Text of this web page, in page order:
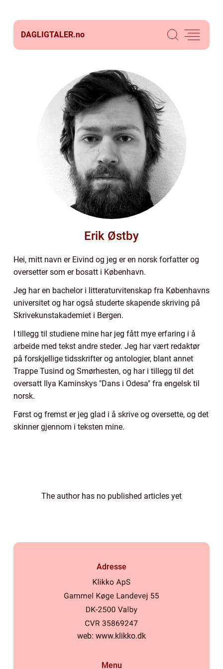
DAGLIGTALER.no
Erik Østby
Hei, mitt navn er Eivind og jeg er en norsk forfatter og
oversetter som er bosatt i København.
Jeg har en bachelor i litteraturvitenskap fra Københavns
universitet og har også studerte skapende skriving på
Skrivekunstakademiet i Bergen.
I tillegg til studiene mine har jeg fått mye erfaring i å
arbeide med tekst andre steder. Jeg har vært redaktør
på forskjellige tidsskrifter og antologier, blant annet
Trappe Tusind og Smørhesten, og har i tillegg til det
oversatt Ilya Kaminskys "Dans i Odesa" fra engelsk til
norsk.
Først og fremst er jeg glad i å skrive og oversette, og det
skinner gjennom i teksten mine.
The author has no published articles yet
Adresse
web: www.klikko.dk
Menu